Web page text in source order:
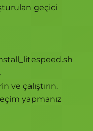
geçici
ve çalıştırın.
yapmanız